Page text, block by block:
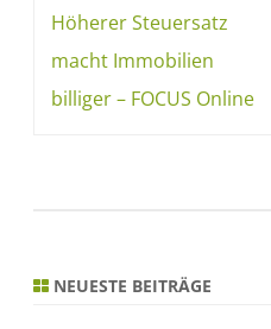
Höherer Steuersatz
macht Immobilien
billiger – FOCUS Online
NEUESTE BEITRÄGE